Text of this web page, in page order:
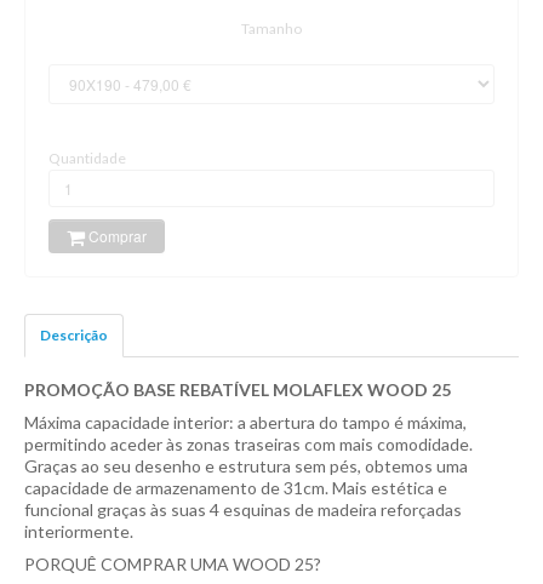
Tamanho
Quantidade
Comprar
Descrição
PROMOÇÃO BASE REBATÍVEL MOLAFLEX WOOD 25
Máxima capacidade interior: a abertura do tampo é máxima,
permitindo aceder às zonas traseiras com mais comodidade.
Graças ao seu desenho e estrutura sem pés, obtemos uma
capacidade de armazenamento de 31cm. Mais estética e
funcional graças às suas 4 esquinas de madeira reforçadas
interiormente.
PORQUÊ COMPRAR UMA WOOD 25?